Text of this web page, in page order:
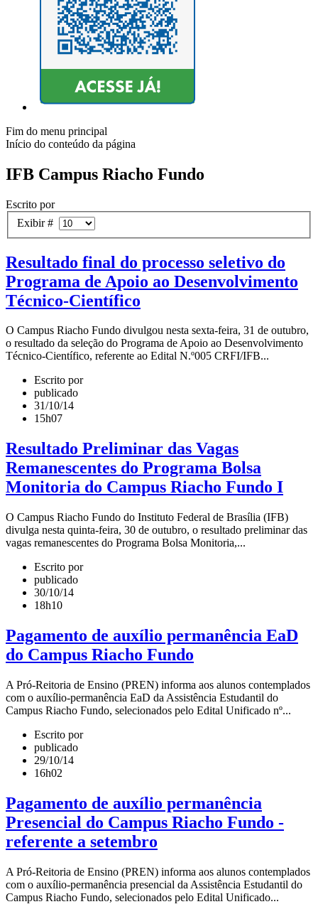
Fim do menu principal
Início do conteúdo da página
IFB Campus Riacho Fundo
Escrito por
Exibir #
Resultado final do processo seletivo do
Programa de Apoio ao Desenvolvimento
Técnico-Científico
O Campus Riacho Fundo divulgou nesta sexta-feira, 31 de outubro,
o resultado da seleção do Programa de Apoio ao Desenvolvimento
Técnico-Científico, referente ao Edital N.º005 CRFI/IFB...
Escrito por
publicado
31/10/14
15h07
Resultado Preliminar das Vagas
Remanescentes do Programa Bolsa
Monitoria do Campus Riacho Fundo I
O Campus Riacho Fundo do Instituto Federal de Brasília (IFB)
divulga nesta quinta-feira, 30 de outubro, o resultado preliminar das
vagas remanescentes do Programa Bolsa Monitoria,...
Escrito por
publicado
30/10/14
18h10
Pagamento de auxílio permanência EaD
do Campus Riacho Fundo
A Pró-Reitoria de Ensino (PREN) informa aos alunos contemplados
com o auxílio-permanência EaD da Assistência Estudantil do
Campus Riacho Fundo, selecionados pelo Edital Unificado nº...
Escrito por
publicado
29/10/14
16h02
Pagamento de auxílio permanência
Presencial do Campus Riacho Fundo -
referente a setembro
A Pró-Reitoria de Ensino (PREN) informa aos alunos contemplados
com o auxílio-permanência presencial da Assistência Estudantil do
Campus Riacho Fundo, selecionados pelo Edital Unificado...